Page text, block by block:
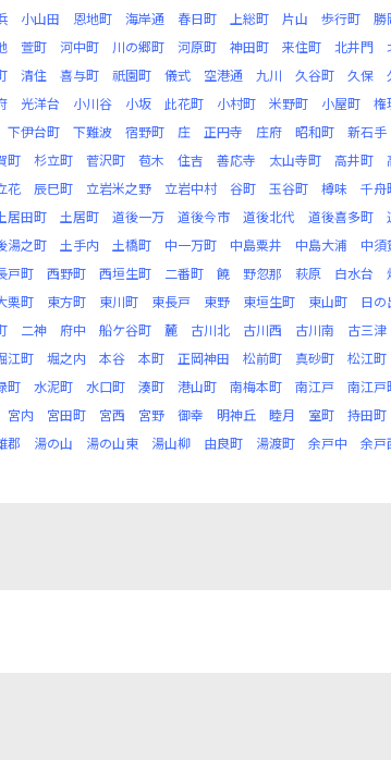
小山田 恩地町 海岸通 春日町 上総町 片山 歩行町 勝
萱町 河中町 川の郷町 河原町 神田町 来住町 北井門
清住 喜与町 祇園町 儀式 空港通 九川 久谷町 久保
光洋台 小川谷 小坂 此花町 小村町 米野町 小屋町 権
下伊台町 下難波 宿野町 庄 正円寺 庄府 昭和町 新石手
町 杉立町 菅沢町 苞木 住吉 善応寺 太山寺町 高井町
花 辰巳町 立岩米之野 立岩中村 谷町 玉谷町 樽味 千舟
居田町 土居町 道後一万 道後今市 道後北代 道後喜多町
湯之町 土手内 土橋町 中一万町 中島粟井 中島大浦 中須
戸町 西野町 西垣生町 二番町 饒 野忽那 萩原 白水台
栗町 東方町 東川町 東長戸 東野 東垣生町 東山町 日の
二神 府中 船ケ谷町 麓 古川北 古川西 古川南 古三津
江町 堀之内 本谷 本町 正岡神田 松前町 真砂町 松江町
町 水泥町 水口町 湊町 港山町 南梅本町 南江戸 南江戸
宮内 宮田町 宮西 宮野 御幸 明神丘 睦月 室町 持田町
郡 湯の山 湯の山東 湯山柳 由良町 湯渡町 余戸中 余戸